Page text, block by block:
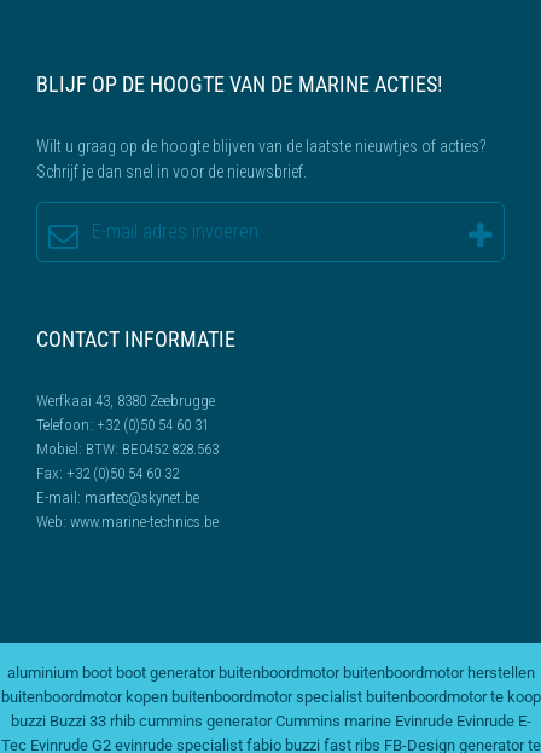
BLIJF OP DE HOOGTE VAN DE MARINE ACTIES!
Wilt u graag op de hoogte blijven van de laatste nieuwtjes of acties?
Schrijf je dan snel in voor de nieuwsbrief.
CONTACT INFORMATIE
Werfkaai 43, 8380 Zeebrugge
Telefoon: +32 (0)50 54 60 31
Mobiel: BTW: BE0452.828.563
Fax: +32 (0)50 54 60 32
E-mail: martec@skynet.be
Web: www.marine-technics.be
aluminium boot boot generator buitenboordmotor buitenboordmotor herstellen
buitenboordmotor kopen buitenboordmotor specialist buitenboordmotor te koop
buzzi Buzzi 33 rhib cummins generator Cummins marine Evinrude Evinrude E-
Tec Evinrude G2 evinrude specialist fabio buzzi fast ribs FB-Design generator te